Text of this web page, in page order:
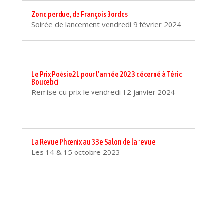
Zone perdue, de François Bordes
Soirée de lancement vendredi 9 février 2024
Le Prix Poésie21 pour l’année 2023 décerné à Téric
Boucebci
Remise du prix le vendredi 12 janvier 2024
La Revue Phœnix au 33e Salon de la revue
Les 14 & 15 octobre 2023